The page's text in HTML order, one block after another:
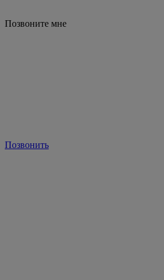
Позвоните мне
Позвонить